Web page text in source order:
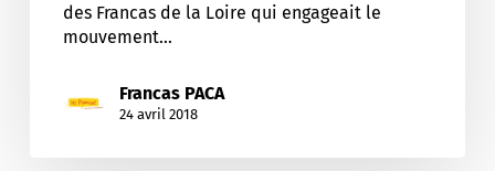
des Francas de la Loire qui engageait le
mouvement…
Francas PACA
24 avril 2018